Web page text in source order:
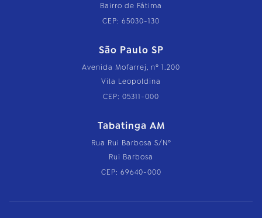
Bairro de Fátima
CEP: 65030-130
São Paulo SP
Avenida Mofarrej, nº 1.200
Vila Leopoldina
CEP: 05311-000
Tabatinga AM
Rua Rui Barbosa S/Nº
Rui Barbosa
CEP: 69640-000